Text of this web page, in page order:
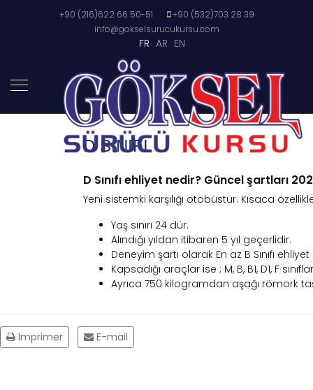
+90 (216)622 66 50-51
+90 (532)703 28 39
info@gokselsurucukursu.com
FR AR EN
D SINIFI
D Sınıfı ehliyet nedir? Güncel şartları
Yeni sistemki karşılığı otobüstür. Kısaca
Yaş sınırı 24 dür.
Alındığı yıldan itibaren 5 yıl geçerlidir.
Deneyim şartı olarak En az B Sınıfı
Kapsadığı araçlar ise ; M, B, B1, D1, F
Ayrıca 750 kilogramdan aşağı römork
Imprimer E-mail